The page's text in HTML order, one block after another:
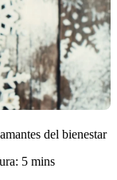
del bienestar
5 mins